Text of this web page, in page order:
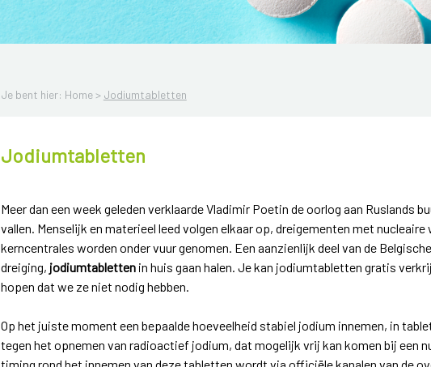
Je bent hier: Home > Jodiumtabletten
Jodiumtabletten
Meer dan een week geleden verklaarde Vladimir Poetin de oorlog aan Ruslands
vallen. Menselijk en materieel leed volgen elkaar op, dreigementen met
kerncentrales worden onder vuur genomen. Een aanzienlijk deel van de
dreiging, jodiumtablettenin huis gaan halen. Je kan jodiumtabletten gratis
hopen dat we ze niet nodig hebben.
Op het juiste moment een bepaalde hoeveelheid stabiel jodium innemen, in
tegen het opnemen van radioactief jodium, dat mogelijk vrij kan komen bij een